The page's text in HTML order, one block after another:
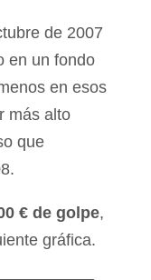
de 2007
en un fondo
en esos
más alto
que
€ de golpe,
gráfica.